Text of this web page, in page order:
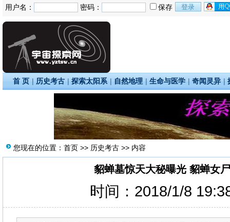
用户名： 密码： 保存
首 页 | 历史考古 | 探索太阳系 | 自然地理 | 生命与医学 | 奇闻灵异 |
您现在的位置： 首页 >> 历史考古 >> 内容
貂蝉墓惊天大秘曝光 貂蝉女
时间：2018/1/8